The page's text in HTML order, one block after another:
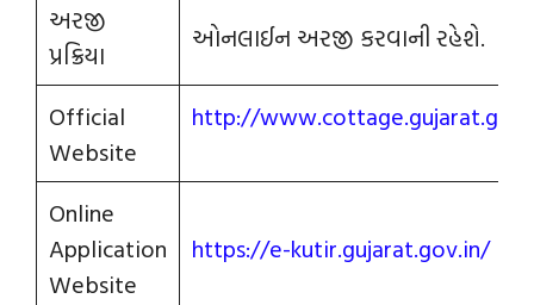
અરજી
પ્રક્રિયા
ઓનલાઈન અરજી કરવાની રહેશે.
Official
Website
http://
Online
Application
Website
https://e-kutir.gujarat.gov.in/